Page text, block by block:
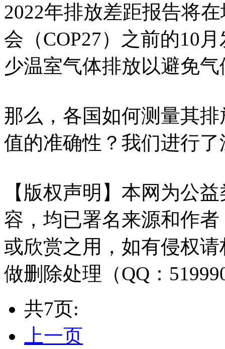
2022年排放差距报告将
会（COP27）之前的10
少温室气体排放以避免
那么，各国如何测量其
值的准确性？我们进行
【版权声明】本网为公
容，均已署名来源和作
或欣赏之用，如有侵权
做删除处理（QQ：
共7页:
上一页